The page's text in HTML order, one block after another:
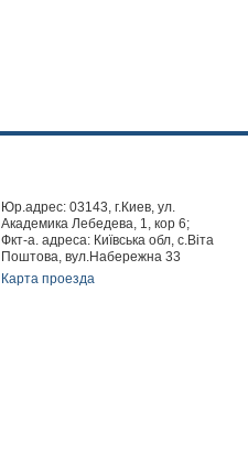
Юр.адрес: 03143, г.Киев, ул.
Академика Лебедева, 1, кор 6;
Фкт-а. адреса: Київська обл, с.Віта
Поштова, вул.Набережна 33
Карта проезда